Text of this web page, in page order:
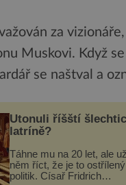
za
Muskovi. Když
se naštval a
Utonuli říšští
latríně?
Táhne mu na 20 let, ale
něm říct, že je to ostřílený
politik. Císař Fridrich